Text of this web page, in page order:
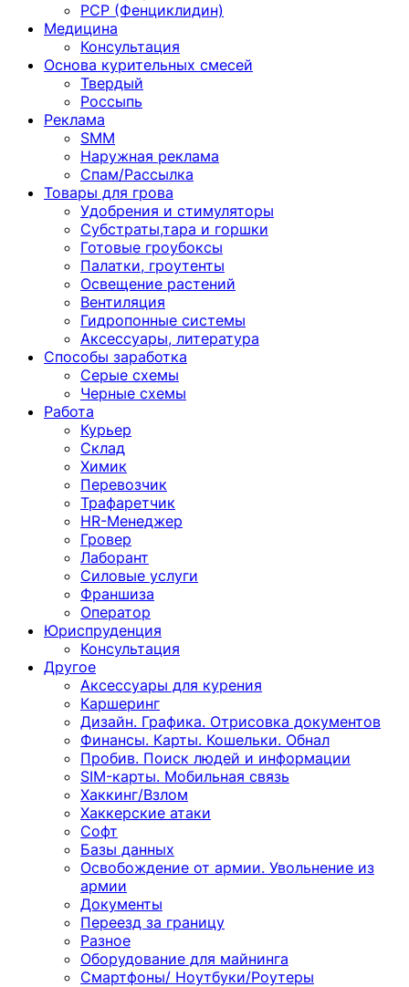
PCP (Фенциклидин)
Медицина
Консультация
Основа курительных смесей
Твердый
Россыпь
Реклама
SMM
Наружная реклама
Спам/Рассылка
Товары для грова
Удобрения и стимуляторы
Субстраты,тара и горшки
Готовые гроубоксы
Палатки, гроутенты
Освещение растений
Вентиляция
Гидропонные системы
Аксессуары, литература
Способы заработка
Серые схемы
Черные схемы
Работа
Курьер
Склад
Химик
Перевозчик
Трафаретчик
HR-Менеджер
Гровер
Лаборант
Силовые услуги
Франшиза
Оператор
Юриспруденция
Консультация
Другoе
Аксессуары для курения
Каршеринг
Дизайн. Графика. Отрисовка документов
Финансы. Карты. Кошельки. Обнал
Пробив. Поиск людей и информации
SIM-карты. Мобильная связь
Хаккинг/Взлом
Хаккерские атаки
Софт
Базы данных
Освобождение от армии. Увольнение из
армии
Документы
Переезд за границу
Разное
Оборудование для майнинга
Смартфоны/ Ноутбуки/Роутеры